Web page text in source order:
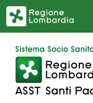
Salta al contenuto principale